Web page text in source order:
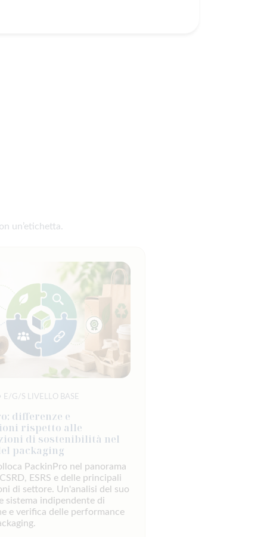
un’etichetta.
E/G/S LIVELLO BASE
differenze e
rispetto alle
di sostenibilità nel
packaging
PackinPro nel panorama
ESRS e delle principali
di settore. Un'analisi del suo
sistema indipendente di
e verifica delle performance